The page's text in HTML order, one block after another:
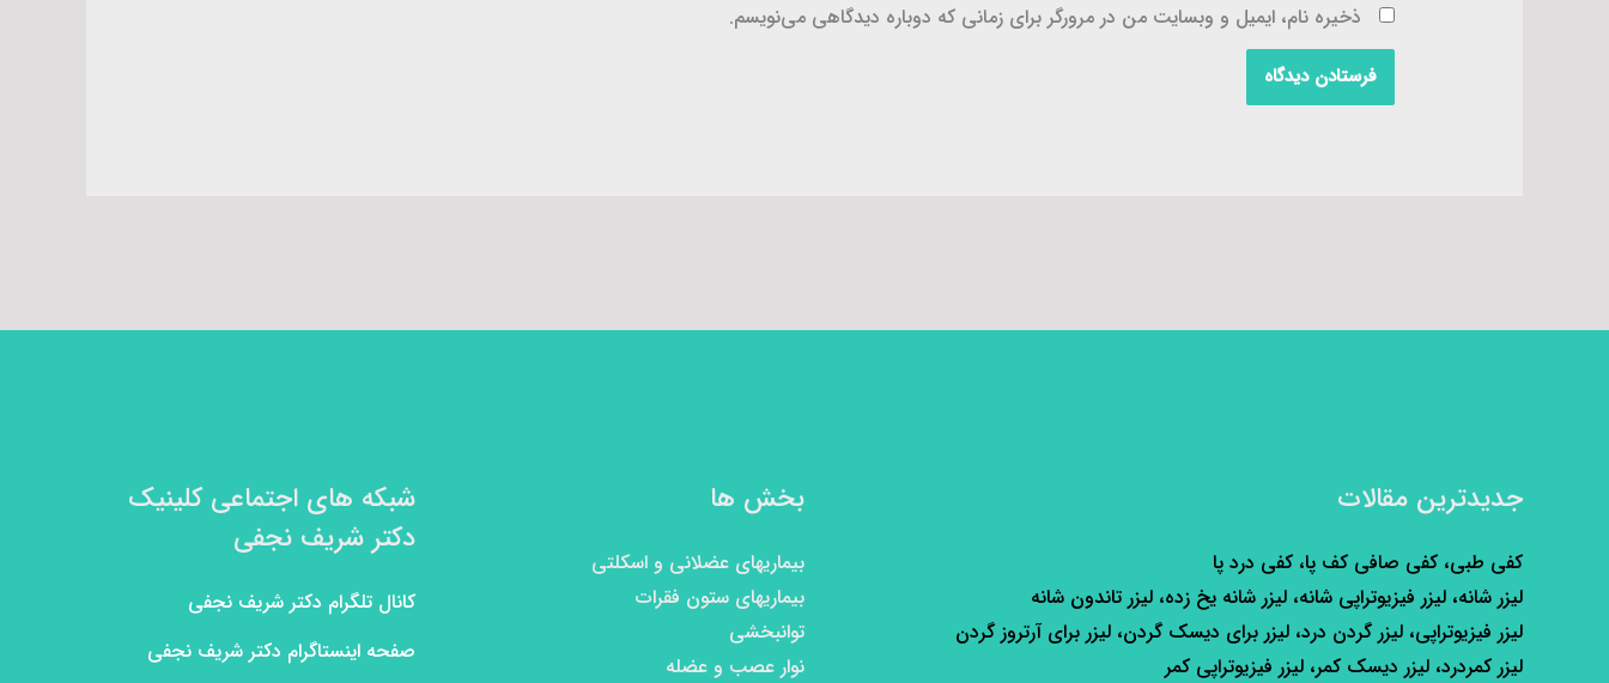
ذخیره نام، ایمیل و وبسایت من در مرورگر برای زمانی که دوباره دیدگاهی می‌نویسم.
جدیدترین مقالات
کفی طبی، کفی صافی کف پا، کفی درد پا
لیزر شانه، لیزر فیزیوتراپی شانه، لیزر شانه یخ زده، لیزر تاندون شانه
لیزر فیزیوتراپی، لیزر گردن درد، لیزر برای دیسک گردن، لیزر برای آرتروز گردن
لیزر کمردرد، لیزر دیسک کمر، لیزر فیزیوتراپی کمر
بخش ها
بیماریهای عضلانی و اسکلتی
بیماریهای ستون فقرات
توانبخشی
نوار عصب و عضله
شبکه های اجتماعی کلینیک
دکتر شریف نجفی
کانال تلگرام دکتر شریف نجفی
صفحه اینستاگرام دکتر شریف نجفی